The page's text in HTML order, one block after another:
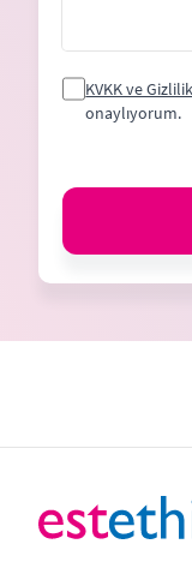
KVKK ve
onaylıyorum.